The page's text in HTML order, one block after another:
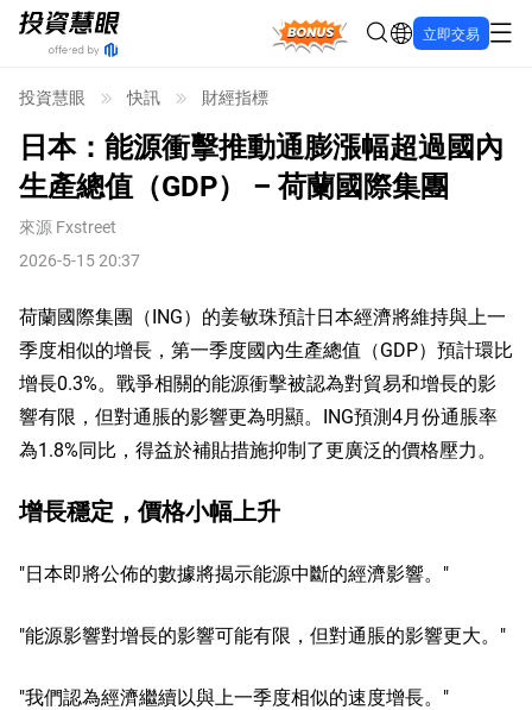
Bonus 立即交易
投資慧眼 快訊 財經指標
日本：能源衝擊推動通膨漲幅超過國內
生產總值（GDP） – 荷蘭國際集團
來源 Fxstreet
2026-5-15 20:37
荷蘭國際集團（ING）的姜敏珠預計日本經濟將維持與上一
季度相似的增長，第一季度國內生產總值（GDP）預計環比
增長0.3%。戰爭相關的能源衝擊被認為對貿易和增長的影
響有限，但對通脹的影響更為明顯。ING預測4月份通脹率
為1.8%同比，得益於補貼措施抑制了更廣泛的價格壓力。
增長穩定，價格小幅上升
"日本即將公佈的數據將揭示能源中斷的經濟影響。"
"能源影響對增長的影響可能有限，但對通脹的影響更大。"
"我們認為經濟繼續以與上一季度相似的速度增長。"